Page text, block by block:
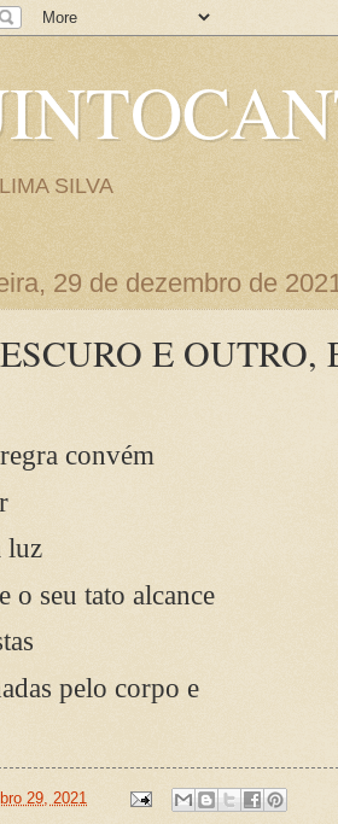
SILVA
29 de dezembro de
E OUTRO,
convém
luz
o seu tato alcance
pelo corpo e
29, 2021